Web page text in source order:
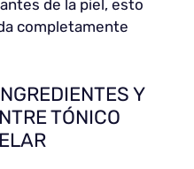
de la piel, esto
completamente
Y
TÓNICO